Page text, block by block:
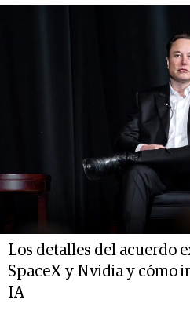
Los detalles del acuerdo
SpaceX y Nvidia y cómo
IA